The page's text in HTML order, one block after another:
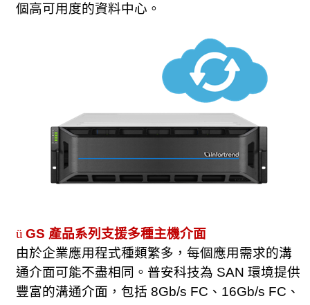
個高可用度的資料中心。
ü GS 產品系列支援多種主機介面
由於企業應用程式種類繁多，每個應用需求的溝
通介面可能不盡相同。普安科技為 SAN 環境提供
豐富的溝通介面，包括 8Gb/s FC 、 16Gb/s FC 、